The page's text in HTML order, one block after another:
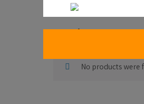
Audi A2
No products